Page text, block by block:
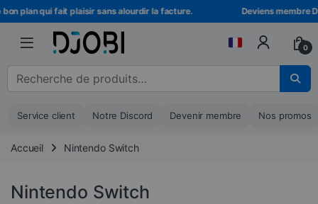
Skip to navigation
Skip to content
plan qui fait plaisir sans alourdir la facture. Deviens membre
0
Recherche pour :
Service client Notre Discord Devenir membre Nos promos
Accueil Nintendo Switch
Nintendo Switch